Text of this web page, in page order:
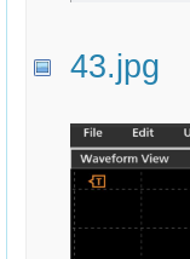
43.jpg